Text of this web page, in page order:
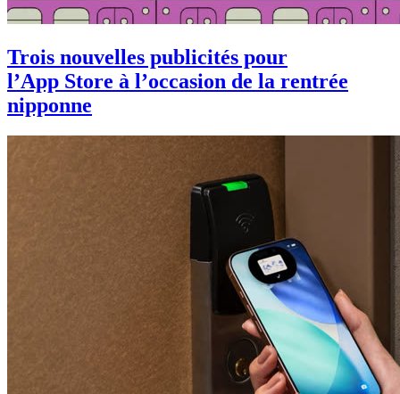
Trois nouvelles publicités pour
l’App Store à l’occasion de la rentrée
nipponne